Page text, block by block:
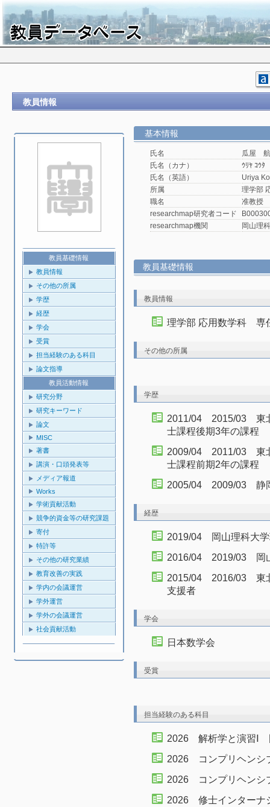
教員情報
教員基礎情報
教員情報
その他の所属
学歴
経歴
学会
受賞
担当経験のある科目
論文指導
教員活動情報
研究分野
研究キーワード
論文
MISC
著書
講演・口頭発表等
メディア報道
Works
学術貢献活動
競争的資金等の研究課題
寄付
特許等
その他の研究業績
教育改善の実践
学内の会議運営
学外運営
学外の会議運営
社会貢献活動
基本情報
氏名
瓜屋
氏名（カナ）
ｳﾘﾔ ｺｳﾀ
氏名（英語）
Uriya
所属
理学部
職名
准教授
researchmap研究者コード
researchmap機関
岡山理
教員基礎情報
教員情報
理学部 応用数学科 専
その他の所属
学歴
2011/04 2015/03 東
士課程後期3年の課程
2009/04 2011/03 東
士課程前期2年の課程
2005/04 2009/03 静
経歴
2019/04 岡山理科大
2016/04 2019/03 岡
2015/04 2016/03 東
支援者
学会
日本数学会
受賞
担当経験のある科目
2026 解析学と演習Ⅰ
2026 コンプリヘンシ
2026 コンプリヘンシ
2026 修士インターナ